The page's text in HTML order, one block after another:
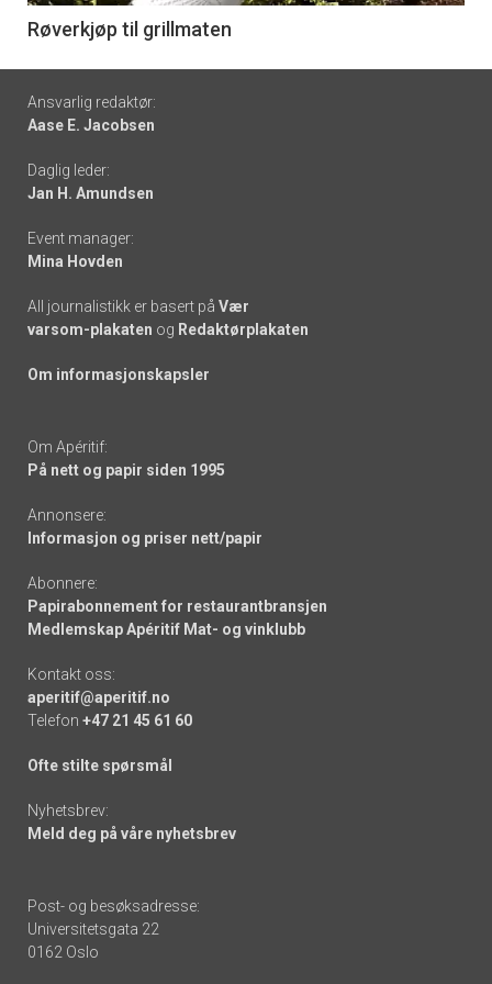
6
Røverkjøp til grillmaten
Footer
-
links
Ansvarlig redaktør:
Aase E. Jacobsen
Daglig leder:
Jan H. Amundsen
Event manager:
Mina Hovden
All journalistikk er basert på Vær
varsom-plakaten og Redaktørplakaten
Om informasjonskapsler
Om Apéritif:
På nett og papir siden 1995
Annonsere:
Informasjon og priser nett/papir
Abonnere:
Papirabonnement for restaurantbransjen
Medlemskap Apéritif Mat- og vinklubb
Kontakt oss:
aperitif@aperitif.no
Telefon +47 21 45 61 60
Ofte stilte spørsmål
Nyhetsbrev:
Meld deg på våre nyhetsbrev
Post- og besøksadresse:
Universitetsgata 22
0162 Oslo